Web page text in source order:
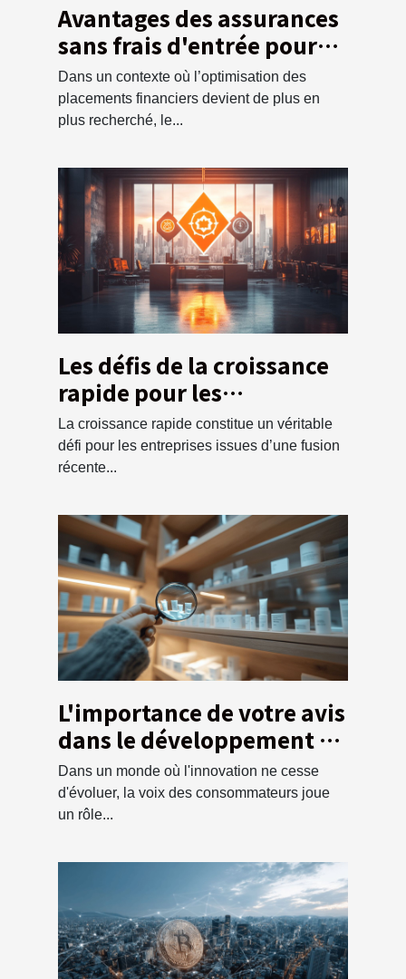
Avantages des assurances
sans frais d'entrée pour
les épargnants
Dans un contexte où l’optimisation des
placements financiers devient de plus en
plus recherché, le...
Les défis de la croissance
rapide pour les
entreprises nouvellement
fusionnées
La croissance rapide constitue un véritable
défi pour les entreprises issues d’une fusion
récente...
L'importance de votre avis
dans le développement de
nouveaux produits
Dans un monde où l'innovation ne cesse
d'évoluer, la voix des consommateurs joue
un rôle...